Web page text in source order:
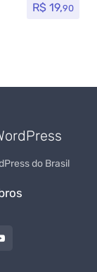
R$ 19,90
do Brasil